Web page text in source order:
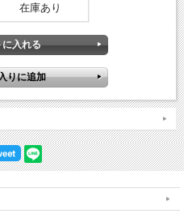
在庫あり